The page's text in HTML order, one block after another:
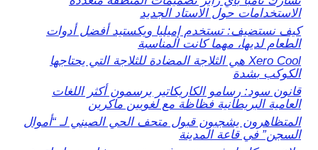
الاستخدامات حول الاستاد الجديد
كيف نستضيف: تستخدم إميليا ويكستيد أفضل أدوات
الطعام لديها، مهما كانت المناسبة
Xero Cool هي الثلاجة المضادة للثلاجة التي يحتاجها
الكوكب بشدة
قانون سود: رسامو الكاريكاتير يرسمون أكثر اللغات
العامية البريطانية فظاظة مع لغويين ماكرين
المتظاهرون يشجبون قبول متحف الحي الصيني لـ “أموال
السجن” في قاعة المدينة